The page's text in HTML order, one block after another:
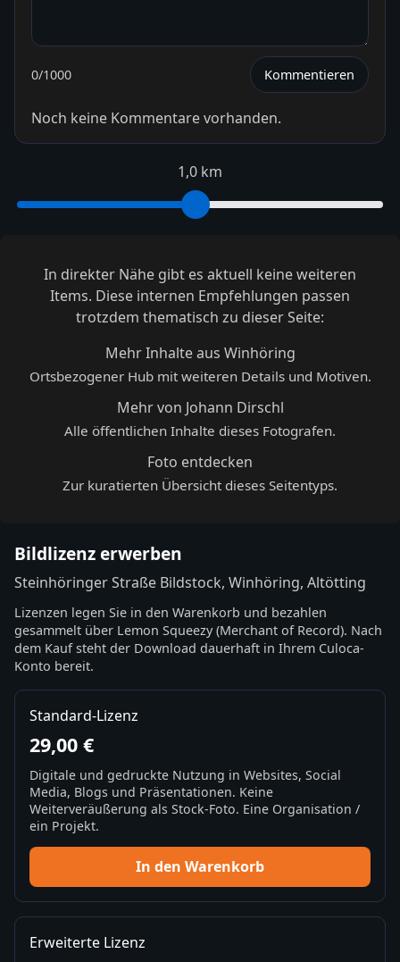
0/1000 Kommentieren
Noch keine Kommentare vorhanden.
1,0 km
In direkter Nähe gibt es aktuell keine weiteren
Items. Diese internen Empfehlungen passen
trotzdem thematisch zu dieser Seite:
Mehr Inhalte aus Winhöring
Ortsbezogener Hub mit weiteren Details und Motiven.
Mehr von Johann Dirschl
Alle öffentlichen Inhalte dieses Fotografen.
Foto entdecken
Zur kuratierten Übersicht dieses Seitentyps.
Bildlizenz erwerben
Steinhöringer Straße Bildstock, Winhöring, Altötting
Lizenzen legen Sie in den Warenkorb und bezahlen
gesammelt über Lemon Squeezy (Merchant of Record). Nach
dem Kauf steht der Download dauerhaft in Ihrem Culoca-
Konto bereit.
Standard-Lizenz
29,00 €
Digitale und gedruckte Nutzung in Websites, Social
Media, Blogs und Präsentationen. Keine
Weiterveräußerung als Stock-Foto. Eine Organisation /
ein Projekt.
In den Warenkorb
Erweiterte Lizenz